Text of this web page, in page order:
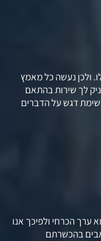
ולכן נעשה כל מאמץ
לך שירות בהתאם
דגש על הדברים
ערך הכרחי ולפיכך אנו
בהכשרתם